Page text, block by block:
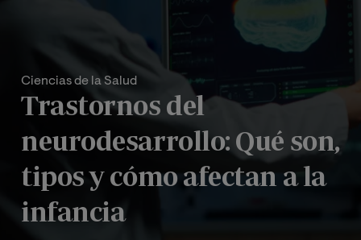
Ciencias de la Salud
Trastornos del
neurodesarrollo: Qué son,
tipos y cómo afectan a la
infancia